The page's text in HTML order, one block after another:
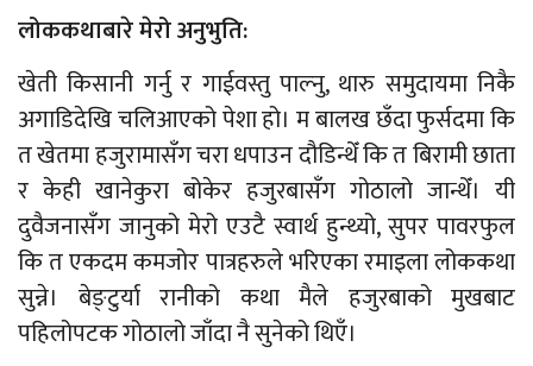
लोककथाबारे मेरो अनुभुति:
खेती किसानी गर्नु र गाईवस्तु पाल्नु, थारु समुदायमा निकै
अगाडिदेखि चलिआएको पेशा हो। म बालख छँदा फुर्सदमा कि
त खेतमा हजुरामासँग चरा धपाउन दौडिन्थेँ कि त बिरामी छाता
र केही खानेकुरा बोकेर हजुरबासँग गोठालो जान्थेँ। यी
दुवैजनासँग जानुको मेरो एउटै स्वार्थ हुन्थ्यो, सुपर पावरफुल
कि त एकदम कमजोर पात्रहरुले भरिएका रमाइला लोककथा
सुन्ने। बेङ्टुर्या रानीको कथा मैले हजुरबाको मुखबाट
पहिलोपटक गोठालो जाँदा नै सुनेको थिएँ।